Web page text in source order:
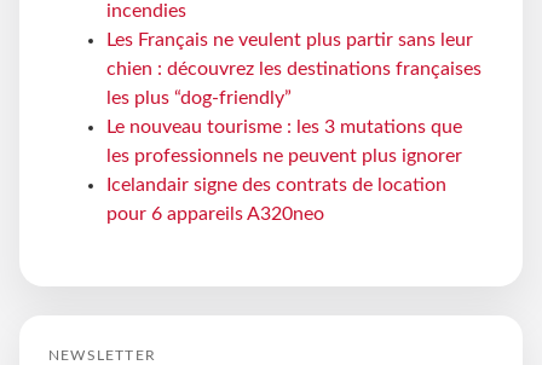
incendies
Les Français ne veulent plus partir sans leur
chien : découvrez les destinations françaises
les plus “dog-friendly”
Le nouveau tourisme : les 3 mutations que
les professionnels ne peuvent plus ignorer
Icelandair signe des contrats de location
pour 6 appareils A320neo
NEWSLETTER